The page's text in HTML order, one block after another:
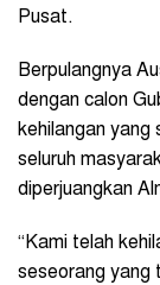
Pusat.
Berpulangnya
dengan calon
kehilangan
seluruh
diperjuangkan
“Kami telah
seseorang yang